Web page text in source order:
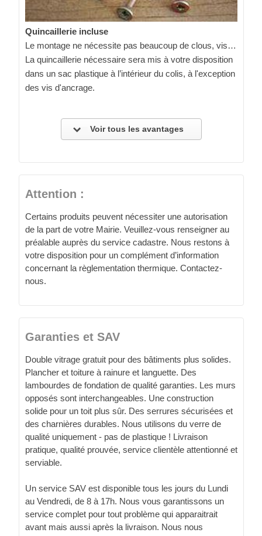
Quincaillerie incluse
Le montage ne nécessite pas beaucoup de clous, vis…
La quincaillerie nécessaire sera mis à votre disposition
dans un sac plastique à l’intérieur du colis, à l'exception
des vis d'ancrage.
Voir tous les avantages
Attention :
Certains produits peuvent nécessiter une autorisation
de la part de votre Mairie. Veuillez-vous renseigner au
préalable auprès du service cadastre. Nous restons à
votre disposition pour un complément d’information
concernant la règlementation thermique. Contactez-
nous.
Garanties et SAV
Double vitrage gratuit pour des bâtiments plus solides.
Plancher et toiture à rainure et languette. Des
lambourdes de fondation de qualité garanties. Les murs
opposés sont interchangeables. Une construction
solide pour un toit plus sûr. Des serrures sécurisées et
des charnières durables. Nous utilisons du verre de
qualité uniquement - pas de plastique ! Livraison
pratique, qualité prouvée, service clientèle attentionné et
serviable.
Un service SAV est disponible tous les jours du Lundi
au Vendredi, de 8 à 17h. Nous vous garantissons un
service complet pour tout problème qui apparaitrait
avant mais aussi après la livraison. Nous nous